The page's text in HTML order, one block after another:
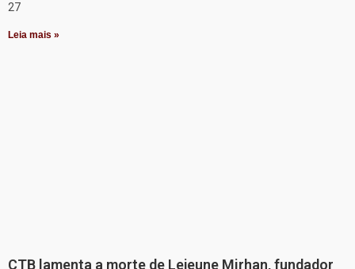
27
Leia mais »
CTB lamenta a morte de Lejeune Mirhan, fundador